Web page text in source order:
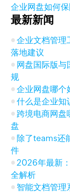
企业网盘如何
最新新闻
企业文档管
落地建议
网盘国际版与
规
企业网盘哪
什么是企业知
跨境电商网盘
盘
除了teams还
件
2026年最新
全解析
智能文档管理